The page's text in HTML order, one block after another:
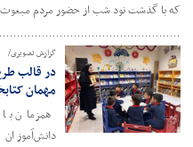
که با گذشت نود شب از حضور مردم مبعوث
گزارش تصویری/
در قالب
مهمان
همزمان